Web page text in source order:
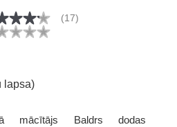
(17)
mācītājs Baldrs dodas